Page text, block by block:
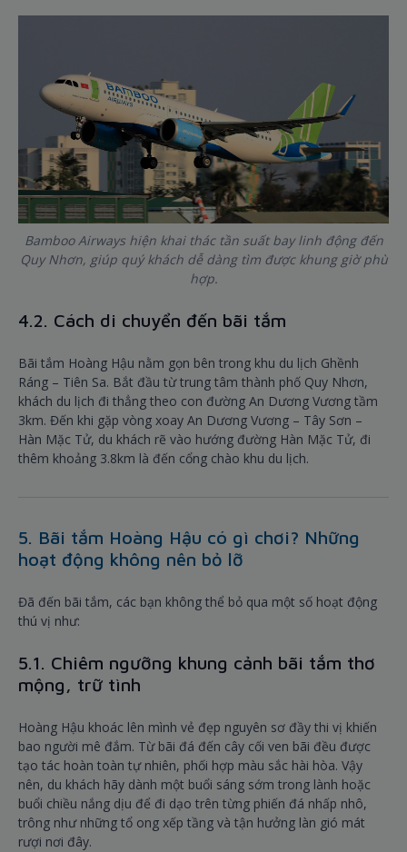
Bamboo Airways hiện khai thác tần suất bay linh động đến
Quy Nhơn, giúp quý khách dễ dàng tìm được khung giờ phù
hợp.
4.2. Cách di chuyển đến bãi tắm
Bãi tắm Hoàng Hậu nằm gọn bên trong khu du lịch Ghềnh
Ráng – Tiên Sa. Bắt đầu từ trung tâm thành phố Quy Nhơn,
khách du lịch đi thẳng theo con đường An Dương Vương tầm
3km. Đến khi gặp vòng xoay An Dương Vương – Tây Sơn –
Hàn Mặc Tử, du khách rẽ vào hướng đường Hàn Mặc Tử, đi
thêm khoảng 3.8km là đến cổng chào khu du lịch.
5. Bãi tắm Hoàng Hậu có gì chơi? Những
hoạt động không nên bỏ lỡ
Đã đến bãi tắm, các bạn không thể bỏ qua một số hoạt động
thú vị như:
5.1. Chiêm ngưỡng khung cảnh bãi tắm thơ
mộng, trữ tình
Hoàng Hậu khoác lên mình vẻ đẹp nguyên sơ đầy thi vị khiến
bao người mê đắm. Từ bãi đá đến cây cối ven bãi đều được
tạo tác hoàn toàn tự nhiên, phối hợp màu sắc hài hòa. Vậy
nên, du khách hãy dành một buổi sáng sớm trong lành hoặc
buổi chiều nắng dịu để đi dạo trên từng phiến đá nhấp nhô,
trông như những tổ ong xếp tầng và tận hưởng làn gió mát
rượi nơi đây.